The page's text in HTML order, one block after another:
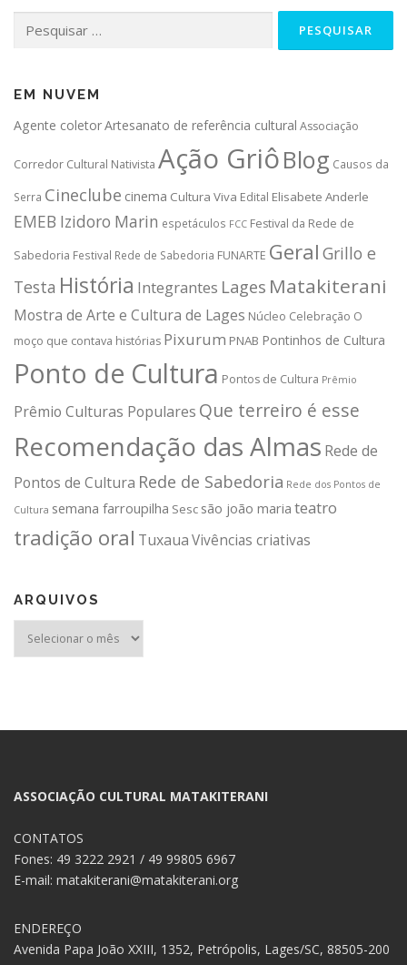
por:
EM NUVEM
Agente coletorArtesanato de referência cultural Associação
Corredor Cultural Nativista Ação GriôBlog Causos da
Serra Cineclube cinema Cultura Viva Edital Elisabete Anderle
EMEB Izidoro Marin espetáculos FCC Festival da Rede de
Sabedoria Festival Rede de Sabedoria FUNARTE Geral Grillo e
Testa História Integrantes Lages Matakiterani
Mostra de Arte e Cultura de Lages Núcleo Celebração O
moço que contava histórias Pixurum PNAB Pontinhos de Cultura
Ponto de Cultura Pontos de Cultura Prêmio
Prêmio Culturas Populares Que terreiro é esse
Recomendação das Almas Rede de
Pontos de Cultura Rede de Sabedoria Rede dos Pontos de
Cultura semana farroupilha Sesc são joão maria teatro
tradição oral TuxauaVivências criativas
ARQUIVOS
ASSOCIAÇÃO CULTURAL MATAKITERANI
CONTATOS
Fones: 49 3222 2921 / 49 99805 6967
E-mail: matakiterani@matakiterani.org
ENDEREÇO
Avenida Papa João XXIII, 1352, Petrópolis, Lages/SC, 88505-200